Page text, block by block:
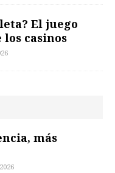
El juego
casinos
más